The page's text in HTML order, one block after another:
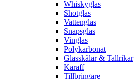
Whiskyglas
Shotglas
Vattenglas
Snapsglas
Vinglas
Polykarbonat
Glasskålar & Tallrikar
Karaff
Tillbringare